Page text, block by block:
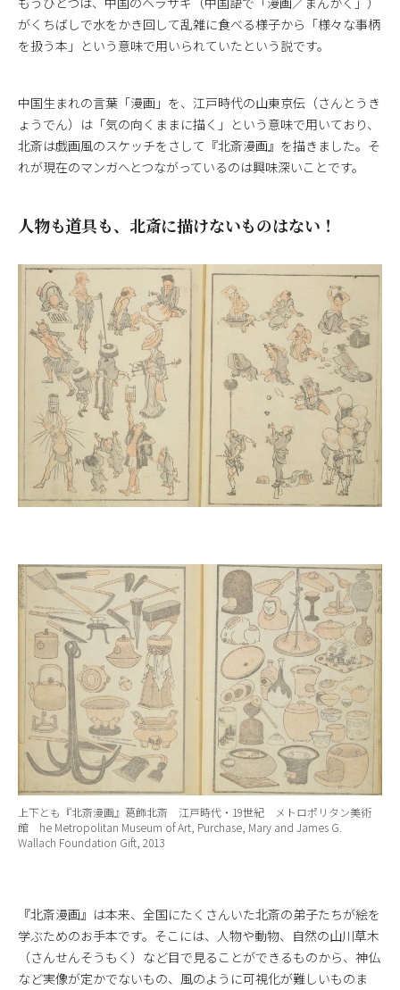
がくちばしで水をかき回して乱雑に食べる様子から「様々な事柄
を扱う本」という意味で用いられていたという説です。
中国生まれの言葉「漫画」を、江戸時代の山東京伝（さんとうき
ょうでん）は「気の向くままに描く」という意味で用いており、
北斎は戯画風のスケッチをさして『北斎漫画』を描きました。そ
れが現在のマンガへとつながっているのは興味深いことです。
人物も道具も、北斎に描けないものはない！
上下とも『北斎漫画』葛飾北斎 江戸時代・19世紀 メトロポリタン美術
館 he Metropolitan Museum of Art, Purchase, Mary and James G.
Wallach Foundation Gift, 2013
『北斎漫画』は本来、全国にたくさんいた北斎の弟子たちが絵を
学ぶためのお手本です。そこには、人物や動物、自然の山川草木
（さんせんそうもく）など目で見ることができるものから、神仏
など実像が定かでないもの、風のように可視化が難しいものま